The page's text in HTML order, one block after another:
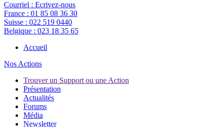
Courriel : Ecrivez-nous
France : 01 85 08 36 30
Suisse : 022 519 0440
Belgique : 023 18 35 65
Accueil
Nos Actions
Trouver un Support ou une Action
Présentation
Actualités
Forums
Média
Newsletter